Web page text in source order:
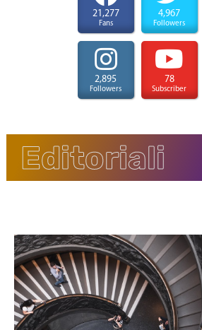
21,277
Fans
4,967
Followers
2,895
Followers
78
Subscriber
Editoriali